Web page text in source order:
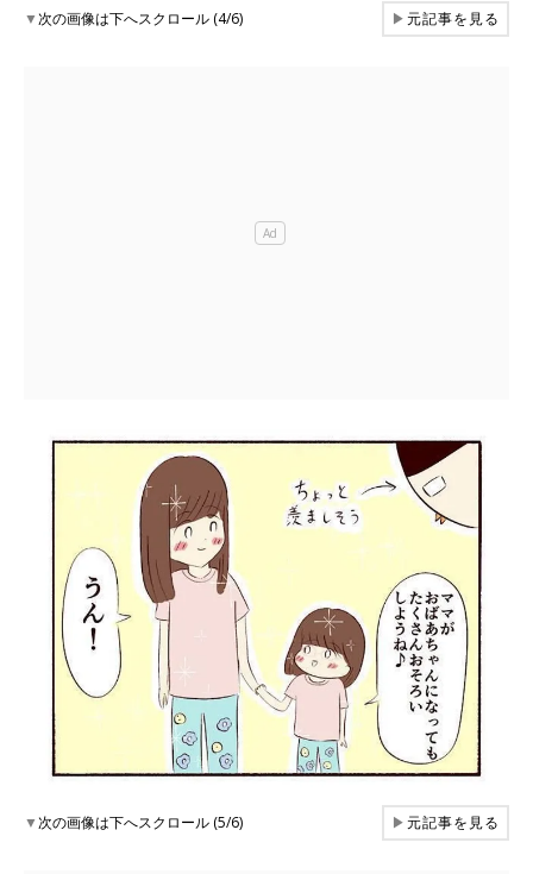
▼次の画像は下へスクロール (4/6) ▶元記事を見る
▼次の画像は下へスクロール (5/6) ▶元記事を見る